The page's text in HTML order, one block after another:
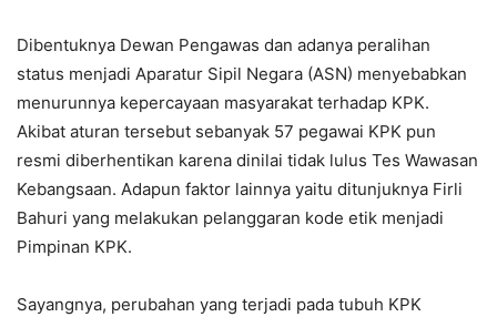
Dibentuknya Dewan Pengawas dan adanya peralihan
status menjadi Aparatur Sipil Negara (ASN) menyebabkan
menurunnya kepercayaan masyarakat terhadap KPK.
Akibat aturan tersebut sebanyak 57 pegawai KPK pun
resmi diberhentikan karena dinilai tidak lulus Tes Wawasan
Kebangsaan. Adapun faktor lainnya yaitu ditunjuknya Firli
Bahuri yang melakukan pelanggaran kode etik menjadi
Pimpinan KPK.
Sayangnya, perubahan yang terjadi pada tubuh KPK